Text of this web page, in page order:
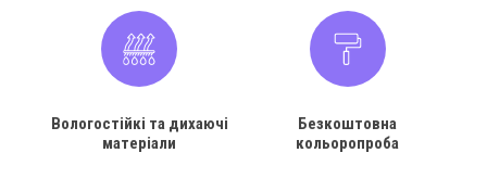
Вологостійкі та дихаючі
матеріали
Безкоштовна
кольоропроба